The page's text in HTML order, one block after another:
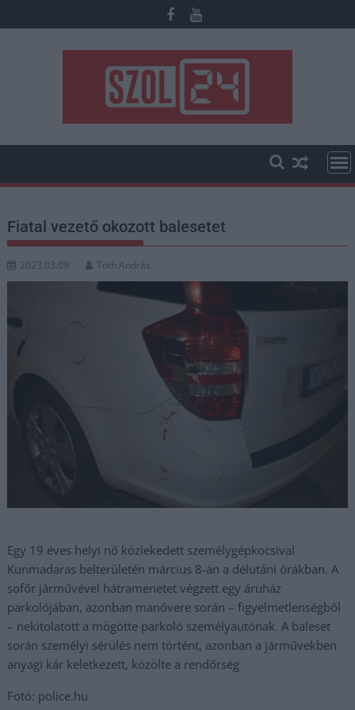
to
Fiatal vezető okozott balesetet
2023.03.09. Tóth András
Egy 19 éves helyi nő közlekedett személygépkocsival
Kunmadaras belterületén március 8-án a délutáni órákban. A
sofőr járművével hátramenetet végzett egy áruház
parkolójában, azonban manővere során – figyelmetlenségből
– nekitolatott a mögötte parkoló személyautónak. A baleset
során személyi sérülés nem történt, azonban a járművekben
anyagi kár keletkezett, közölte a rendőrség
Fotó: police.hu